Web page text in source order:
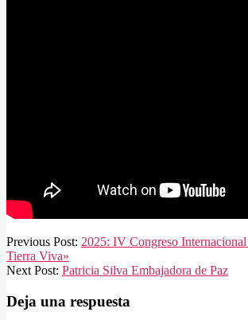
2025-
06-
15
Previous Post: 2025: IV Congreso
Tierra Viva»
Next Post: Patricia Silva Embajadora de Paz
Deja una respuesta